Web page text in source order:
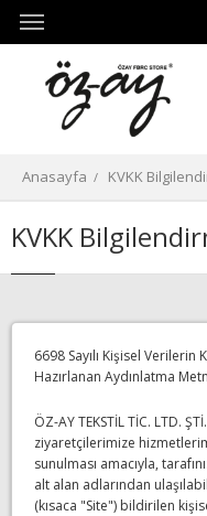
Anasayfa KVKK
KVKK
6698 Sayılı Kişisel Verilerin
Hazırlanan Aydınlatma
ÖZ-AY TEKSTİL TİC. LTD.
ziyaretçilerimize
sunulması amacıyla,
alt alan adlarından
(kısaca "Site") bildirilen